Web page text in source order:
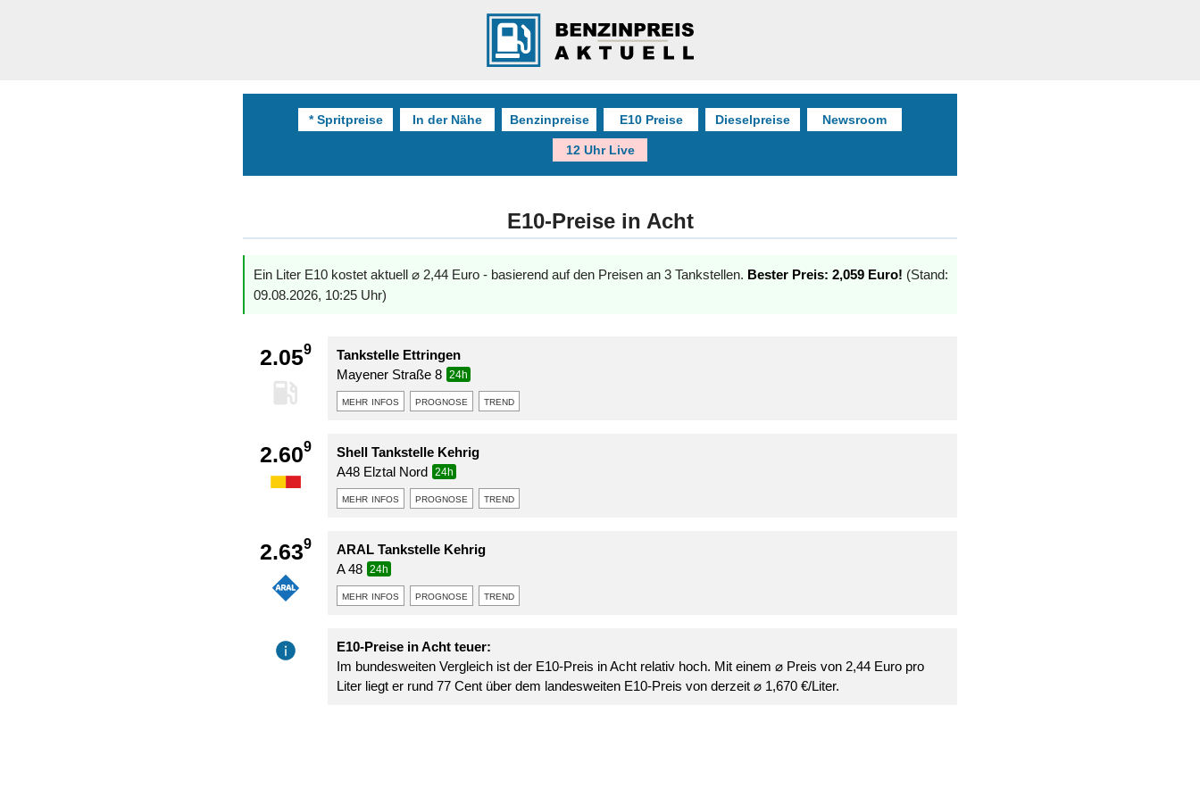
* Spritpreise In der Nähe Benzinpreise E10 Preise Dieselpreise Newsroom
12 Uhr Live
E10-Preise in Acht
Ein Liter E10 kostet aktuell ⌀ 2,44 Euro - basierend auf den Preisen an 3 Tankstellen. Bester Preis: 2,059 Euro! (Stand:
09.08.2026, 10:25 Uhr)
2.059
Tankstelle Ettringen
Mayener Straße 8
24h
mehr infos prognose trend
2.609
Shell Tankstelle Kehrig
A48 Elztal Nord
24h
mehr infos prognose trend
2.639
ARAL Tankstelle Kehrig
A 48
24h
mehr infos prognose trend
E10-Preise in Acht teuer:
Im bundesweiten Vergleich ist der E10-Preis in Acht relativ hoch. Mit einem ⌀ Preis von 2,44 Euro pro
Liter liegt er rund 77 Cent über dem landesweiten E10-Preis von derzeit ⌀ 1,670 €/Liter.